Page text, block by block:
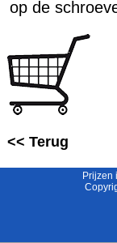
op de
<< Terug
Prijzen